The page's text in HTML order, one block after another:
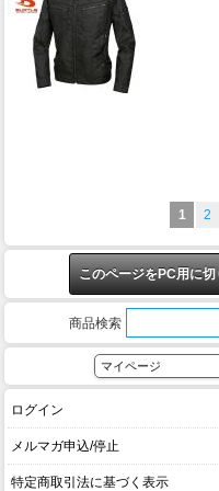
1 2
このページをPC用に切
商品検索
マイページ
ログイン
メルマガ申込/停止
特定商取引法に基づく表示